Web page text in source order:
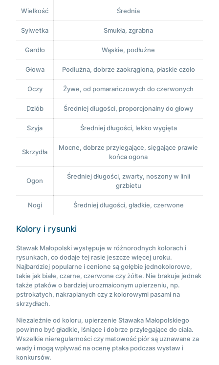
Wielkość Średnia
Sylwetka Smukła, zgrabna
Gardło Wąskie, podłużne
Głowa Podłużna, dobrze zaokrąglona, płaskie czoło
Oczy Żywe, od pomarańczowych do czerwonych
Dziób Średniej długości, proporcjonalny do głowy
Szyja Średniej długości, lekko wygięta
Skrzydła
Mocne, dobrze przylegające, sięgające prawie
końca ogona
Ogon
Średniej długości, zwarty, noszony w linii
grzbietu
Nogi Średniej długości, gładkie, czerwone
Kolory i rysunki
Stawak Małopolski występuje w różnorodnych kolorach i
rysunkach, co dodaje tej rasie jeszcze więcej uroku.
Najbardziej popularne i cenione są gołębie jednokolorowe,
takie jak białe, czarne, czerwone czy żółte. Nie brakuje jednak
także ptaków o bardziej urozmaiconym upierzeniu, np.
pstrokatych, nakrapianych czy z kolorowymi pasami na
skrzydłach.
Niezależnie od koloru, upierzenie Stawaka Małopolskiego
powinno być gładkie, lśniące i dobrze przylegające do ciała.
Wszelkie nieregularności czy matowość piór są uznawane za
wady i mogą wpływać na ocenę ptaka podczas wystaw i
konkursów.